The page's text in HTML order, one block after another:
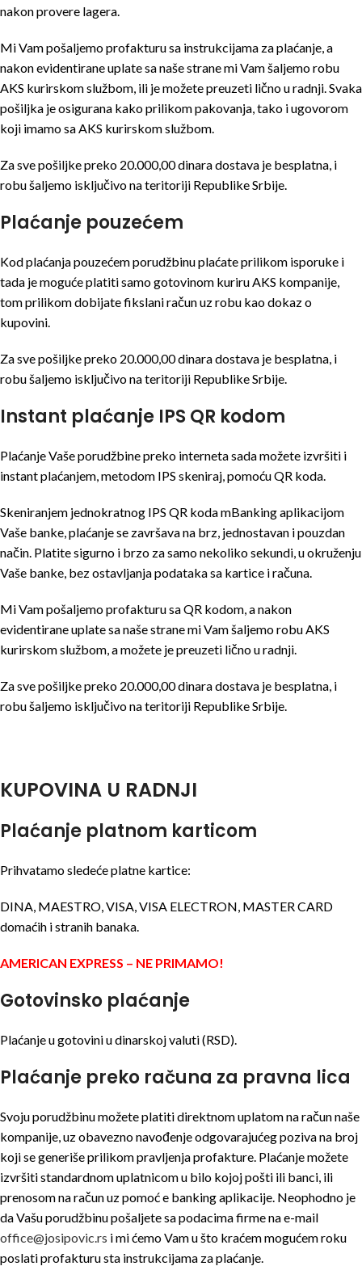
nakon provere lagera.
Mi Vam pošaljemo profakturu sa instrukcijama za plaćanje, a
nakon evidentirane uplate sa naše strane mi Vam šaljemo robu
AKS kurirskom službom, ili je možete preuzeti lično u radnji. Svaka
pošiljka je osigurana kako prilikom pakovanja, tako i ugovorom
koji imamo sa AKS kurirskom službom.
Za sve pošiljke preko 20.000,00 dinara dostava je besplatna, i
robu šaljemo isključivo na teritoriji Republike Srbije.
Plaćanje pouzećem
Kod plaćanja pouzećem porudžbinu plaćate prilikom isporuke i
tada je moguće platiti samo gotovinom kuriru AKS kompanije,
tom prilikom dobijate fikslani račun uz robu kao dokaz o
kupovini.
Za sve pošiljke preko 20.000,00 dinara dostava je besplatna, i
robu šaljemo isključivo na teritoriji Republike Srbije.
Instant plaćanje IPS QR kodom
Plaćanje Vaše porudžbine preko interneta sada možete izvršiti i
instant plaćanjem, metodom IPS skeniraj, pomoću QR koda.
Skeniranjem jednokratnog IPS QR koda mBanking aplikacijom
Vaše banke, plaćanje se završava na brz, jednostavan i pouzdan
način. Platite sigurno i brzo za samo nekoliko sekundi, u okruženju
Vaše banke, bez ostavljanja podataka sa kartice i računa.
Mi Vam pošaljemo profakturu sa QR kodom, a nakon
evidentirane uplate sa naše strane mi Vam šaljemo robu AKS
kurirskom službom, a možete je preuzeti lično u radnji.
Za sve pošiljke preko 20.000,00 dinara dostava je besplatna, i
robu šaljemo isključivo na teritoriji Republike Srbije.
KUPOVINA U RADNJI
Plaćanje platnom karticom
Prihvatamo sledeće platne kartice:
DINA, MAESTRO, VISA, VISA ELECTRON, MASTER CARD
domaćih i stranih banaka.
AMERICAN EXPRESS – NE PRIMAMO!
Gotovinsko plaćanje
Plaćanje u gotovini u dinarskoj valuti (RSD).
Plaćanje preko računa za pravna lica
Svoju porudžbinu možete platiti direktnom uplatom na račun naše
kompanije, uz obavezno navođenje odgovarajućeg poziva na broj
koji se generiše prilikom pravljenja profakture. Plaćanje možete
izvršiti standardnom uplatnicom u bilo kojoj pošti ili banci, ili
prenosom na račun uz pomoć e banking aplikacije. Neophodno je
da Vašu porudžbinu pošaljete sa podacima firme na e-mail
office@josipovic.rs i mi ćemo Vam u što kraćem mogućem roku
poslati profakturu sta instrukcijama za plaćanje.